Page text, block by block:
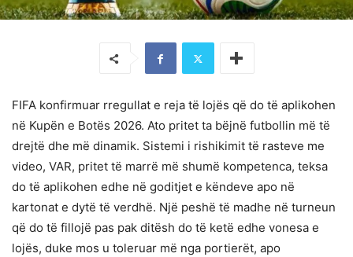
FIFA konfirmuar rregullat e reja të lojës që do të aplikohen
në Kupën e Botës 2026. Ato pritet ta bëjnë futbollin më të
drejtë dhe më dinamik. Sistemi i rishikimit të rasteve me
video, VAR, pritet të marrë më shumë kompetenca, teksa
do të aplikohen edhe në goditjet e këndeve apo në
kartonat e dytë të verdhë. Një peshë të madhe në turneun
që do të fillojë pas pak ditësh do të ketë edhe vonesa e
lojës, duke mos u toleruar më nga portierët, apo